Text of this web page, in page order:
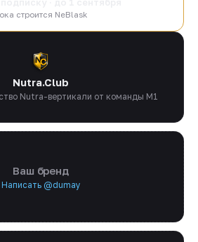
строится NeBlask
Nutra.Club
Nutra-вертикали от команды M1
Ваш бренд
Написать @dumay